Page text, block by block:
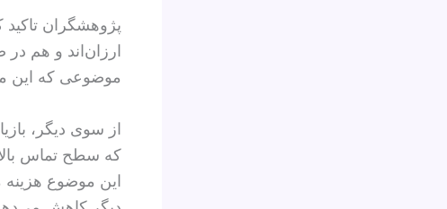
پژوهشگران تاکید
ارزان‌اند و هم
موضوعی که این
از سوی دیگر،
که سطح تماس
این موضوع هزینه